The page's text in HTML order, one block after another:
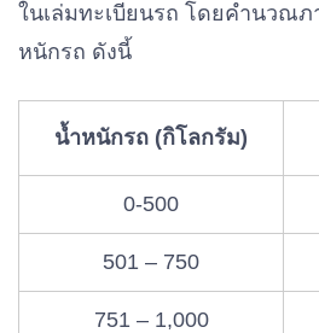
ในเล่มทะเบียนรถ โดยคำนวณ
หนักรถ ดังนี้
น้ำหนักรถ (กิโลกรัม)
0-500
501 – 750
751 – 1,000